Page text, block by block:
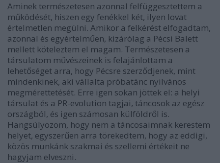
Aminek természetesen azonnal felfüggesztettem a
működését, hiszen egy fenékkel két, ilyen lovat
értelmetlen megülni. Amikor a felkérést elfogadtam,
azonnal és egyértelműen, kizárólag a Pécsi Balett
mellett köteleztem el magam. Természetesen a
társulatom művészeinek is felajánlottam a
lehetőséget arra, hogy Pécsre szerződjenek, mint
mindenkinek, aki vállalta próbatánc nyilvános
megmérettetését. Erre igen sokan jöttek el: a helyi
társulat és a PR-evolution tagjai, táncosok az egész
országból, és igen számosan külföldről is.
Hangsúlyozom, hogy nem a táncosaimnak kerestem
helyet, egyszerűen arra törekedtem, hogy az eddigi,
közös munkánk szakmai és szellemi értékeit ne
hagyjam elveszni.